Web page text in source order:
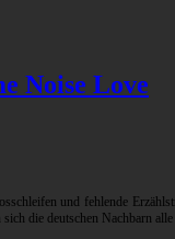
Noise Love
und fehlende
sich die deutschen Nachbarn